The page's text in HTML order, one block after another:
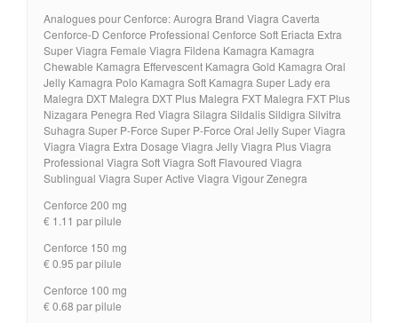
Analogues pour Cenforce: Aurogra Brand Viagra Caverta
Cenforce-D Cenforce Professional Cenforce Soft Eriacta Extra
Super Viagra Female Viagra Fildena Kamagra Kamagra
Chewable Kamagra Effervescent Kamagra Gold Kamagra Oral
Jelly Kamagra Polo Kamagra Soft Kamagra Super Lady era
Malegra DXT Malegra DXT Plus Malegra FXT Malegra FXT Plus
Nizagara Penegra Red Viagra Silagra Sildalis Sildigra Silvitra
Suhagra Super P-Force Super P-Force Oral Jelly Super Viagra
Viagra Viagra Extra Dosage Viagra Jelly Viagra Plus Viagra
Professional Viagra Soft Viagra Soft Flavoured Viagra
Sublingual Viagra Super Active Viagra Vigour Zenegra
Cenforce 200 mg
€ 1.11 par pilule
Cenforce 150 mg
€ 0.95 par pilule
Cenforce 100 mg
€ 0.68 par pilule